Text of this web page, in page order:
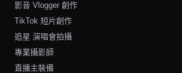
影音 Vlogger 創作
TikTok 短片創作
追星 演唱會拍攝
專業攝影師
直播主裝備